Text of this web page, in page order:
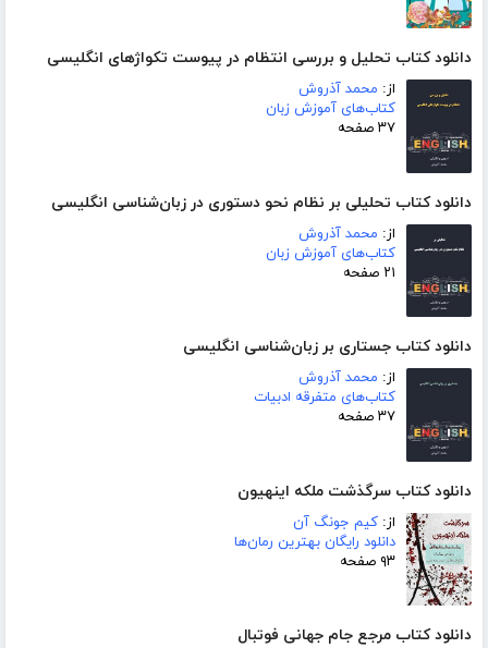
دانلود کتاب تحلیل و بررسی انتظام در پیوست تکواژهای انگلیسی
از: محمد آذروش
کتاب‌های آموزش زبان
۳۷ صفحه
دانلود کتاب تحلیلی بر نظام نحو دستوری در زبان‌شناسی انگلیسی
از: محمد آذروش
کتاب‌های آموزش زبان
۲۱ صفحه
دانلود کتاب جستاری بر زبان‌شناسی انگلیسی
از: محمد آذروش
کتاب‌های متفرقه ادبیات
۳۷ صفحه
دانلود کتاب سرگذشت ملکه اینهیون
از: کیم جونگ آن
دانلود رایگان بهترین رمان‌ها
۹۳ صفحه
دانلود کتاب مرجع جام جهانی فوتبال